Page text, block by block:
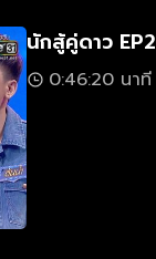
นักสู้คู่ดาว EP2
0:46:20 นาที